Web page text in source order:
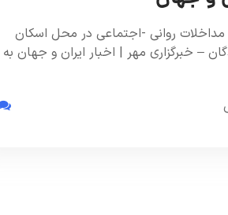
مداخلات روانی‌ -اجتماعی در محل اسکان
– خبرگزاری مهر | اخبار ایران و جهان به